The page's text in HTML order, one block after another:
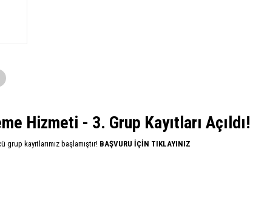
Hizmeti - 3. Grup Kayıtları Açıldı!
kayıtlarımız başlamıştır! BAŞVURU İÇİN TIKLAYINIZ